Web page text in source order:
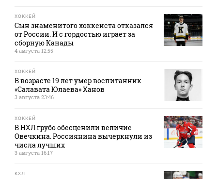
ХОККЕЙ
Сын знаменитого хоккеиста отказался
от России. И с гордостью играет за
сборную Канады
4 августа 12:55
ХОККЕЙ
В возрасте 19 лет умер воспитанник
«Салавата Юлаева» Ханов
3 августа 23:46
ХОККЕЙ
В НХЛ грубо обесценили величие
Овечкина. Россиянина вычеркнули из
числа лучших
3 августа 16:17
КХЛ